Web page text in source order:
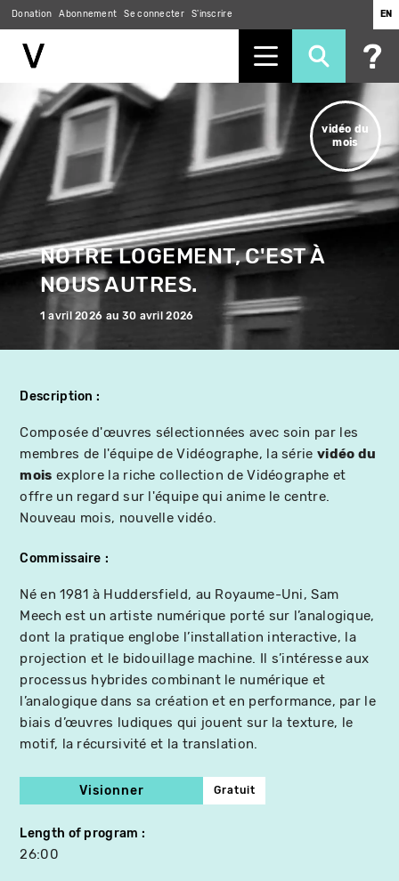
au
contenu
principal
Donation Abonnement Se connecter S'inscrire EN
vidéo du
mois
NOTRE LOGEMENT, C'EST À
NOUS AUTRES.
1 avril 2026 au 30 avril 2026
Description
Composée d'œuvres sélectionnées avec soin par les
membres de l'équipe de Vidéographe, la série vidéo du
mois explore la riche collection de Vidéographe et
offre un regard sur l'équipe qui anime le centre.
Nouveau mois, nouvelle vidéo.
Commissaire
Né en 1981 à Huddersfield, au Royaume-Uni, Sam
Meech est un artiste numérique porté sur l’analogique,
dont la pratique englobe l’installation interactive, la
projection et le bidouillage machine. Il s’intéresse aux
processus hybrides combinant le numérique et
l’analogique dans sa création et en performance, par le
biais d’œuvres ludiques qui jouent sur la texture, le
motif, la récursivité et la translation.
Visionner Gratuit
Length of program
26:00